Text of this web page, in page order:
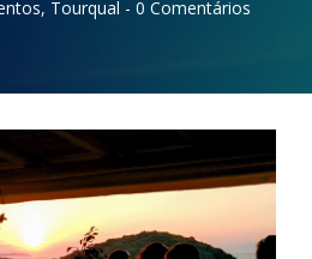
, Tourqual - 0 Comentários